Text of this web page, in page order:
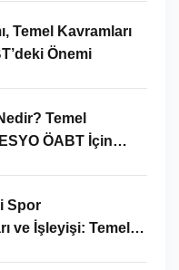
Temel Kavramları
Önemi
Temel
ÖABT İçin
Spor
ve İşleyişi: Temel